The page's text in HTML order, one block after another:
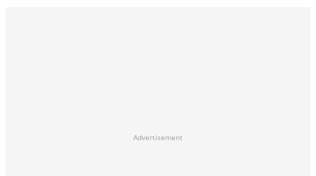
Advertisement